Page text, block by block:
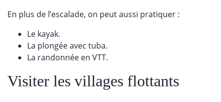
En plus de l’escalade, on peut aussi pratiquer :
Le kayak.
La plongée avec tuba.
La randonnée en VTT.
Visiter les villages flottants